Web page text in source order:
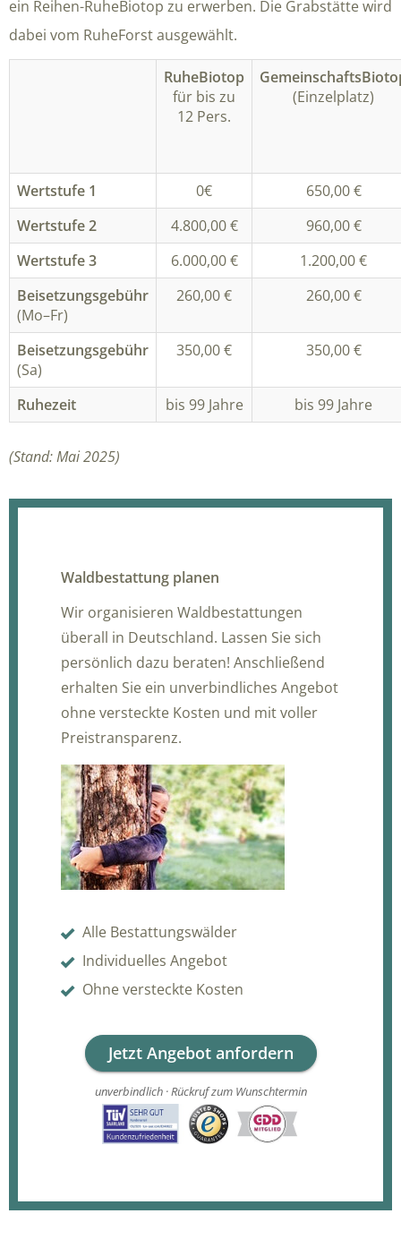
ein Reihen-RuheBiotop zu erwerben. Die Grabstätte wird
dabei vom RuheForst ausgewählt.
RuheBiotop
für bis zu
12 Pers.
(Einzelplatz)
Wertstufe 1 0€
650,00 €
Wertstufe 2
4.800,00 €
960,00 €
Wertstufe 3
6.000,00 €
1.200,00 €
Beisetzungsgebühr
(Mo–Fr)
260,00 € 260,00 €
Beisetzungsgebühr
(Sa)
350,00 € 350,00 €
Ruhezeit bis 99 Jahre bis 99 Jahre
(Stand: Mai 2025)
Waldbestattung planen
Wir organisieren Waldbestattungen
überall in Deutschland. Lassen Sie sich
persönlich dazu beraten! Anschließend
erhalten Sie ein unverbindliches Angebot
ohne versteckte Kosten und mit voller
Preistransparenz.
Alle Bestattungswälder
Individuelles Angebot
Ohne versteckte Kosten
Jetzt Angebot anfordern
unverbindlich · Rückruf zum Wunschtermin